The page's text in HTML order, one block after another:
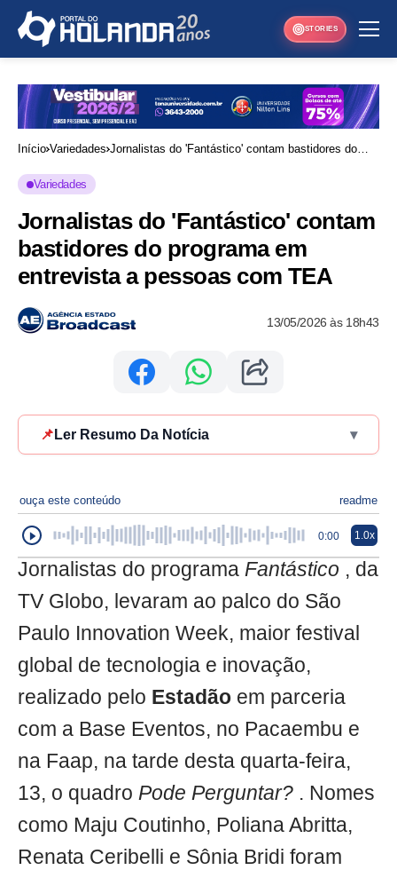
STORIES
Início Variedades Jornalistas do 'Fantástico' contam bastidores do
Variedades
Jornalistas do 'Fantástico' contam
bastidores do programa em
entrevista a pessoas com TEA
13/05/2026 às 18h43
📌 Ler Resumo Da Notícia ▾
ouça este conteúdo readme
0:00 1.0x
Jornalistas do programa Fantástico , da
TV Globo, levaram ao palco do São
Paulo Innovation Week, maior festival
global de tecnologia e inovação,
realizado pelo Estadão em parceria
com a Base Eventos, no Pacaembu e
na Faap, na tarde desta quarta-feira,
13, o quadro Pode Perguntar? . Nomes
como Maju Coutinho, Poliana Abritta,
Renata Ceribelli e Sônia Bridi foram